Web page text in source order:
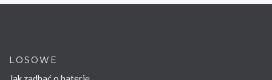
LOSOWE